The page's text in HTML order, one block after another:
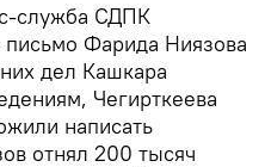
служба СДПК
письмо Фарида Ниязова
дел Кашкара
Чегирткеева
написать
отнял 200 тысяч